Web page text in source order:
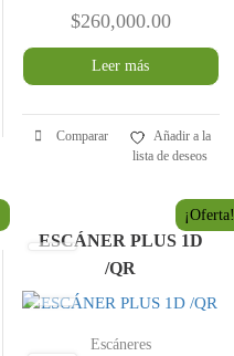
$260,000.00
Leer más
Comparar
Añadir a la
lista de deseos
¡Oferta!
ESCÁNER PLUS 1D
/QR
Escáneres